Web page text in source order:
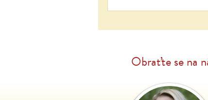
Obraťte se na